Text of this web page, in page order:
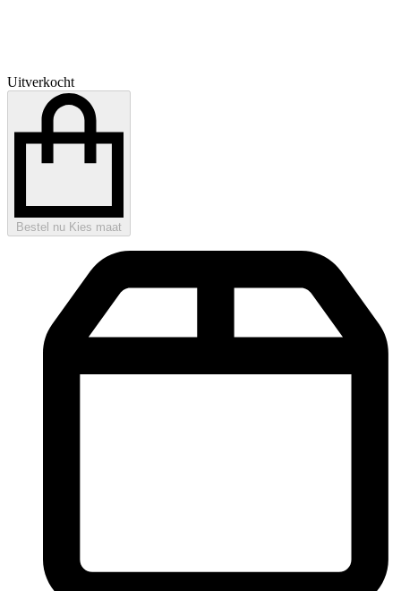
Uitverkocht
Bestel nu Kies maat